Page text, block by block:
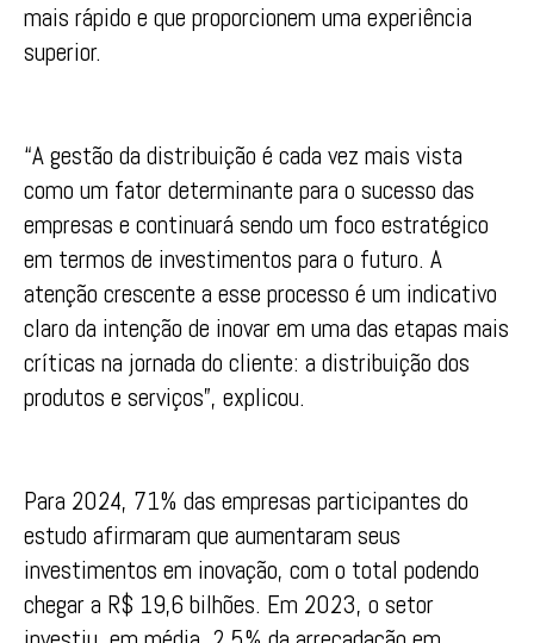
mais rápido e que proporcionem uma experiência
superior.
“A gestão da distribuição é cada vez mais vista
como um fator determinante para o sucesso das
empresas e continuará sendo um foco estratégico
em termos de investimentos para o futuro. A
atenção crescente a esse processo é um indicativo
claro da intenção de inovar em uma das etapas mais
críticas na jornada do cliente: a distribuição dos
produtos e serviços”, explicou.
Para 2024, 71% das empresas participantes do
estudo afirmaram que aumentaram seus
investimentos em inovação, com o total podendo
chegar a R$ 19,6 bilhões. Em 2023, o setor